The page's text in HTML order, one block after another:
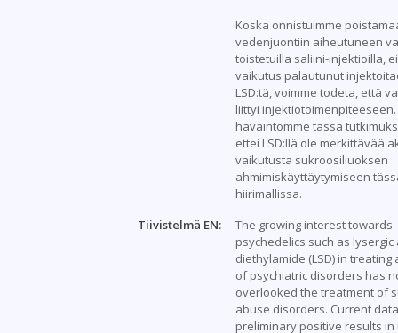
Koska onnistuimme
vedenjuontiin aiheutuneen
toistetuilla saliini-injektioilla,
vaikutus palautunut
LSD:tä, voimme todeta, että
liittyi
havaintomme tässä
ettei LSD:llä ole merkittävää
vaikutusta sukroosiliuoksen
ahmimiskäyttäytymiseen
hiirimallissa.
Tiivistelmä EN:
The growing interest towards
psychedelics such as lysergic
diethylamide (LSD) in treating
of psychiatric disorders has
overlooked the treatment of
abuse disorders. Current
preliminary positive results in